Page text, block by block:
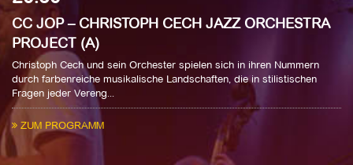
CC JOP – CHRISTOPH CECH JAZZ ORCHESTRA
PROJECT (A)
Christoph Cech und sein Orchester spielen sich in ihren Nummern
durch farbenreiche musikalische Landschaften, die in stilistischen
Fragen jeder Vereng...
ZUM PROGRAMM